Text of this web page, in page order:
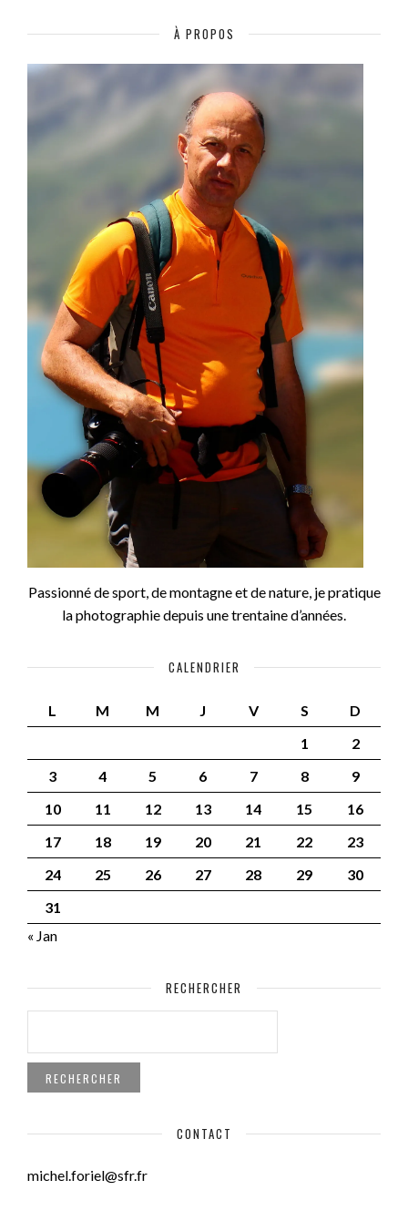
À PROPOS
Passionné de sport, de montagne et de nature, je pratique
la photographie depuis une trentaine d’années.
CALENDRIER
L M M J V S
D
1
2
3
4 5 6 7 8
9
10
11 12 13 14 15
16
17
18 19 20 21 22
23
24
25 26 27 28 29
30
31
« Jan
RECHERCHER
CONTACT
michel.foriel@sfr.fr